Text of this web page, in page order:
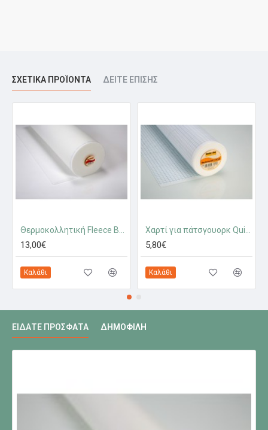
ΣΧΕΤΙΚΆ ΠΡΟΪΌΝΤΑ ΔΕΊΤΕ ΕΠΊΣΗΣ
Θερμοκολλητική Fleece Βάτα H640 Vlieseline
13,00€
Καλάθι
Χαρτί για πάτσγουορκ Quickscreen Square Vlieseline
5,80€
Καλάθι
ΕΊΔΑΤΕ ΠΡΌΣΦΑΤΑ ΔΗΜΟΦΙΛΉ